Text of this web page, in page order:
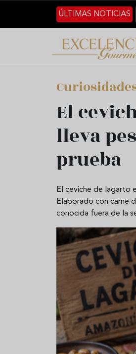
Pasar al contenido
ÚLTIMAS NOTICIAS
El
lleva
prueba
El ceviche de lagarto
Elaborado con carne
conocida fuera de la
Aceitunas: el aperitivo
del verano